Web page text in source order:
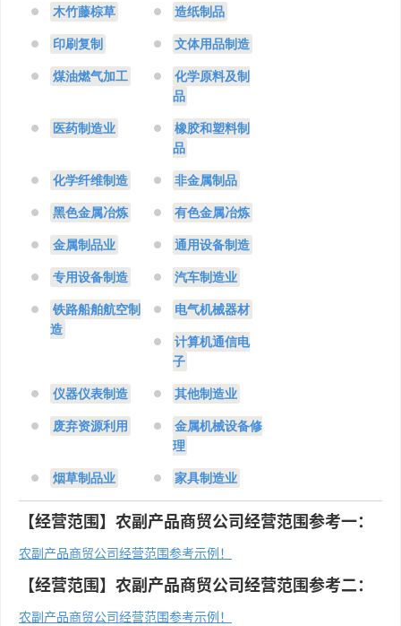
木竹藤棕草 造纸制品
印刷复制 文体用品制造
煤油燃气加工
化学原料及制
品
医药制造业
橡胶和塑料制
品
化学纤维制造 非金属制品
黑色金属冶炼 有色金属冶炼
金属制品业 通用设备制造
专用设备制造 汽车制造业
铁路船舶航空制
造
电气机械器材
计算机通信电
子
仪器仪表制造 其他制造业
废弃资源利用
金属机械设备修
理
烟草制品业 家具制造业
【经营范围】农副产品商贸公司经营范围参考一：
农副产品商贸公司经营范围参考示例！
【经营范围】农副产品商贸公司经营范围参考二：
农副产品商贸公司经营范围参考示例！